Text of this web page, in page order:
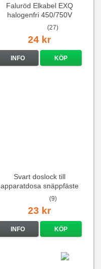
Faluröd Elkabel EXQ
halogenfri 450/750V
(27)
24 kr
INFO KÖP
Svart doslock till
apparatdosa snäppfäste
(9)
23 kr
INFO KÖP